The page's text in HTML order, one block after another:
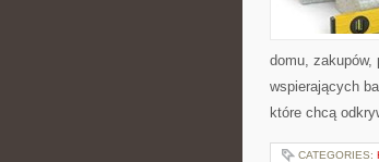
domu, zakupów,
wspierających
które chcą
CATEGORIES: